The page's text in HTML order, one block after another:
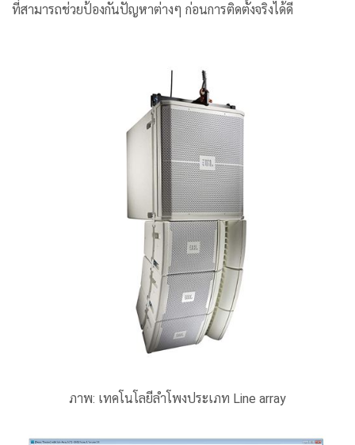
ที่สามารถช่วยป้องกันปัญหาต่างๆ ก่อนการติดตั้งจริงได้ดี
ภาพ: เทคโนโลยีลำโพงประเภท Line array